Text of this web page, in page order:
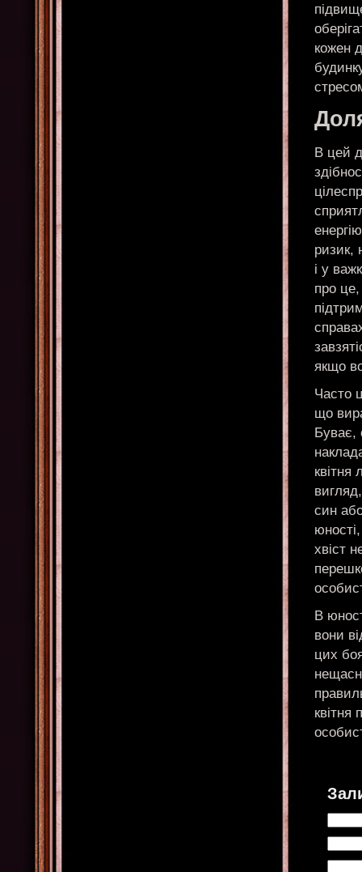
кожен
В цей
ризик,
і у
про
якщо
Часто
що
Буває,
квітня
син
хвіст
В
вони
цих
квітня